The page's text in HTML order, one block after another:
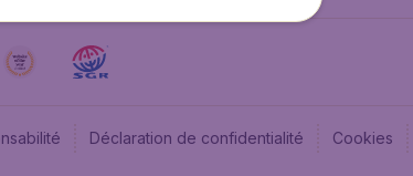
Déclaration de confidentialité Cookies